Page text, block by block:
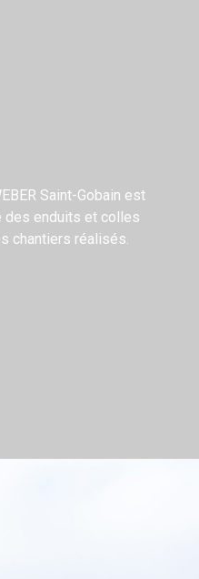
Saint-Gobain est
des enduits et colles
chantiers réalisés.